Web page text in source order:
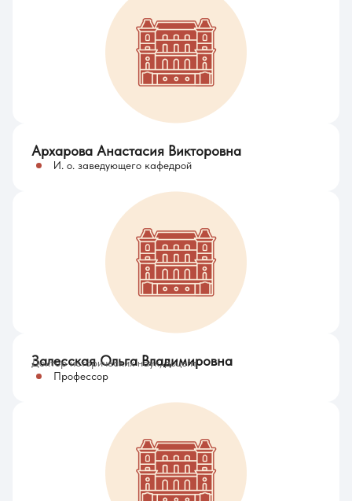
Архарова Анастасия Викторовна
И. о. заведующего кафедрой
Залесская Ольга Владимировна
Доктор исторических наук, доцент
Профессор